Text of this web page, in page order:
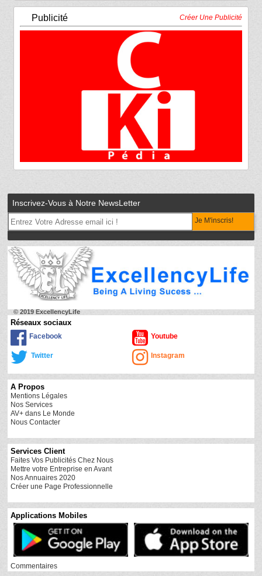
Publicité Créer Une Publicité
Inscrivez-Vous à Notre NewsLetter
Je M'inscris!
© 2019 ExcellencyLife
Réseaux sociaux
Facebook Youtube
Twitter Instagram
A Propos
Mentions Légales
Nos Services
AV+ dans Le Monde
Nous Contacter
Services Client
Faites Vos Publicités Chez Nous
Mettre votre Entreprise en Avant
Nos Annuaires 2020
Créer une Page Professionnelle
Applications Mobiles
Commentaires